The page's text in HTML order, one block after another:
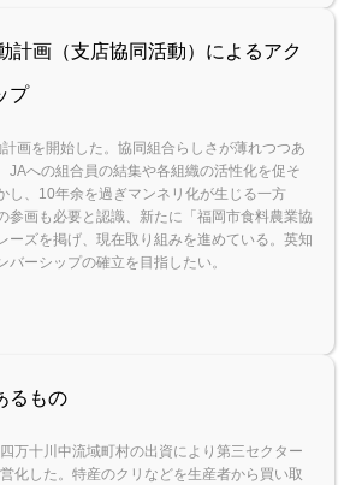
計画（支店協同活動）によるアク
プ
画を開始した。協同組合らしさが薄れつつあ
JAへの組合員の結集や各組織の活性化を促そ
し、10年余を過ぎマンネリ化が生じる一方
参画も必要と認識、新たに「福岡市食料農業協
ーズを掲げ、現在取り組みを進めている。英知
バーシップの確立を目指したい。
るもの
万十川中流域町村の出資により第三セクター
化した。特産のクリなどを生産者から買い取